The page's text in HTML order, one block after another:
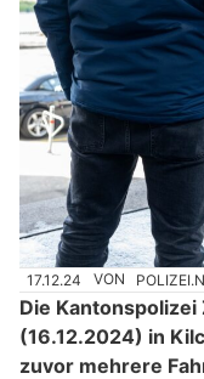
17.12.24 VON
Die
(16.12.2024) in
zuvor mehrere